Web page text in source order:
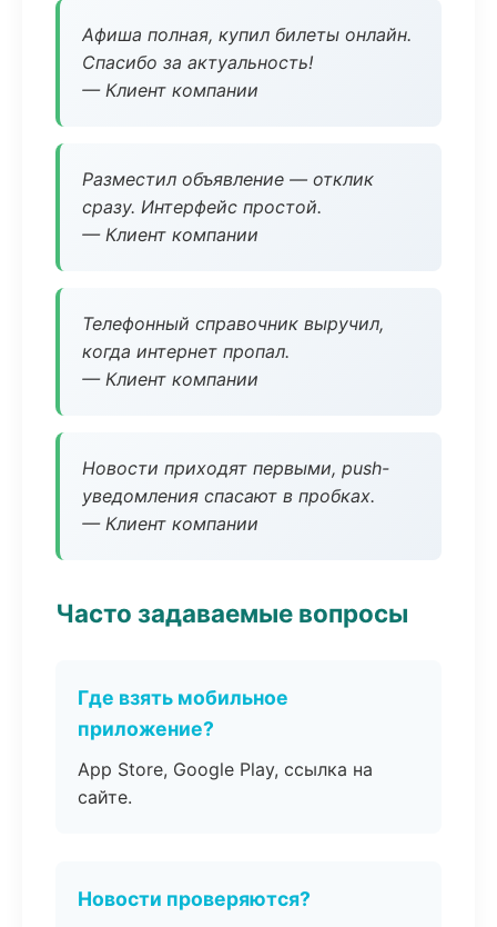
Афиша полная, купил билеты онлайн.
Спасибо за актуальность!
— Клиент компании
Разместил объявление — отклик
сразу. Интерфейс простой.
— Клиент компании
Телефонный справочник выручил,
когда интернет пропал.
— Клиент компании
Новости приходят первыми, push-
уведомления спасают в пробках.
— Клиент компании
Часто задаваемые вопросы
Где взять мобильное
приложение?
App Store, Google Play, ссылка на
сайте.
Новости проверяются?